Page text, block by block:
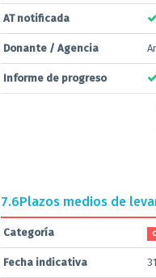
AT notificada
Donante / Agencia
Informe de progreso
7.6Plazos medios de
Categoría C
Fecha indicativa